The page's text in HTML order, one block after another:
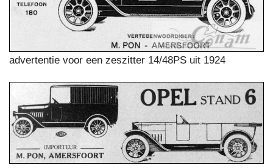
advertentie voor een zeszitter 14/48PS uit 1924